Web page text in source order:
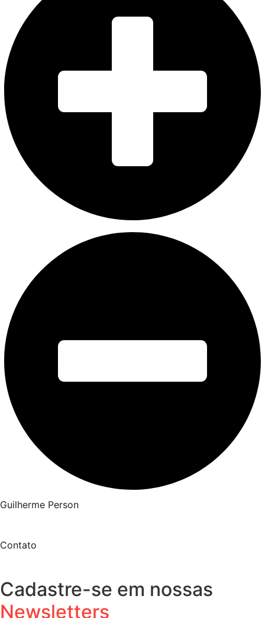
Guilherme Person
Contato
Cadastre-se em nossas
Newsletters